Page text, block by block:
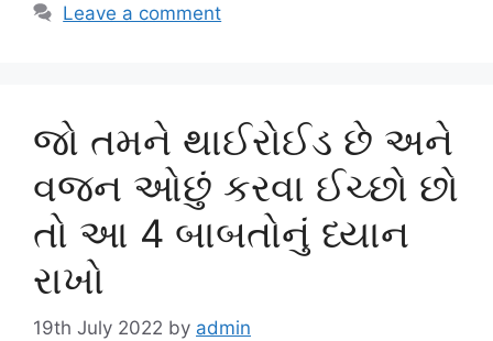
Leave a comment
જો તમને થાઈરોઈડ છે અને
વજન ઓછું કરવા ઈચ્છો છો
તો આ 4 બાબતોનું ધ્યાન
રાખો
19th July 2022 by admin